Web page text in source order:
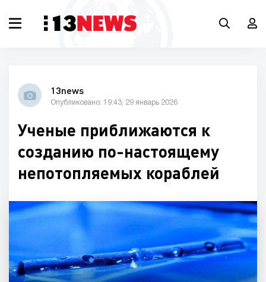
13news
Опубликовано: 19:43, 29 январь 2026
Ученые приближаются к
созданию по-настоящему
непотопляемых кораблей